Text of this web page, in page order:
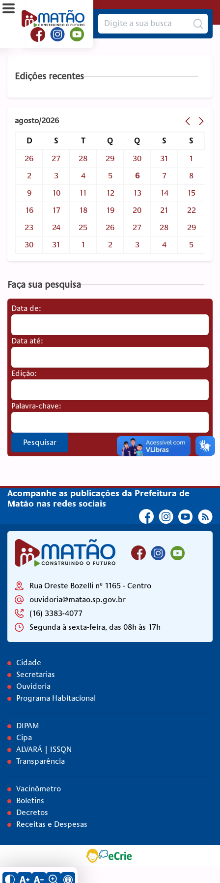
Edições recentes
agosto/2026
D S T Q Q S
S
26
27 28 29 30 31
1
2
3 4 5 6 7
8
9
10 11 12 13 14
15
16
17 18 19 20 21
22
23
24 25 26 27 28
29
30
31 1 2 3 4 5
Faça sua pesquisa
Data de:
Data até:
Edição:
Palavra-chave:
Pesquisar
Acompanhe as publicações da Prefeitura de
Matão nas redes sociais
Rua Oreste Bozelli nº 1165 - Centro
ouvidoria@matao.sp.gov.br
(16) 3383-4077
Segunda à sexta-feira, das 08h às 17h
Cidade
Secretarias
Ouvidoria
Programa Habitacional
DIPAM
Cipa
ALVARÁ | ISSQN
Transparência
Vacinômetro
Boletins
Decretos
Receitas e Despesas